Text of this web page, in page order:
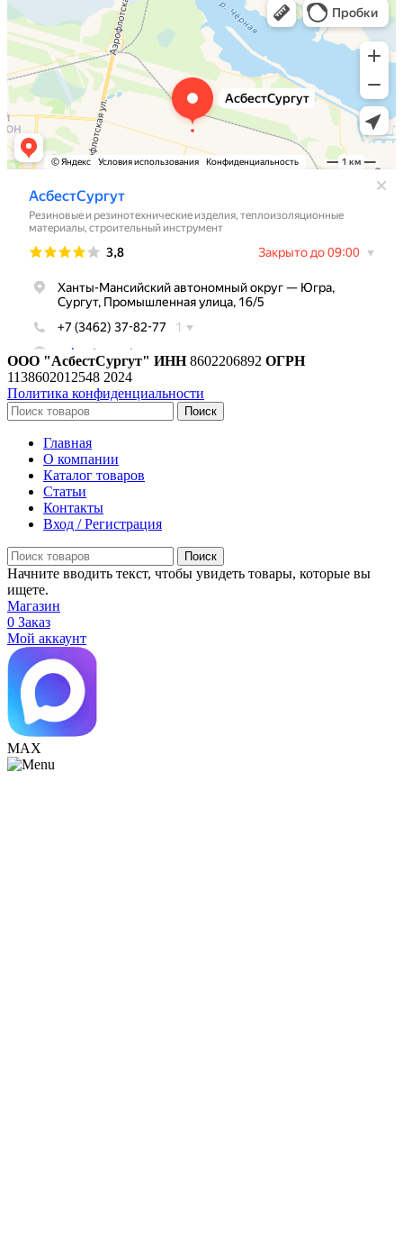
ООО "АсбестСургут" ИНН8602206892 ОГРН
1138602012548 2024
Политика конфиденциальности
Поиск
Главная
О компании
Каталог товаров
Статьи
Контакты
Вход / Регистрация
Поиск
Начните вводить текст, чтобы увидеть товары, которые вы
ищете.
Магазин
0 Заказ
Мой аккаунт
МАХ